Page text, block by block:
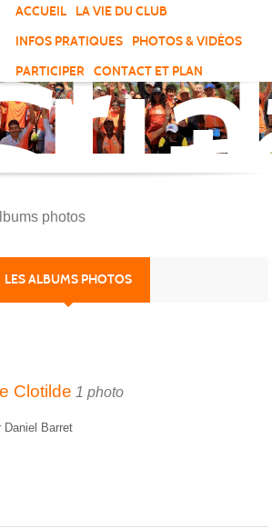
ACCUEIL
LA VIE DU CLUB
INFOS PRATIQUES
PHOTOS & VIDÉOS
PARTICIPER
CONTACT ET PLAN
photos
LES ALBUMS PHOTOS
Clotilde 1 photo
Daniel Barret
cookies